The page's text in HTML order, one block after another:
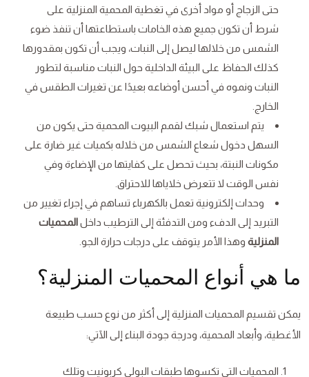
حتى الزجاج أو مواد أخرى في تغطية المحمية المنزلية على
شرط أن تكون جميع هذه الخامات باستطاعتها أن تنفذ ضوء
الشمس من خلالها ليصل إلى النبات، ويجب أن تكون بمقدورها
كذلك الحفاظ على البيئة الداخلية حول النبات مناسبة لتطور
النبات ونموه في أحسن أوضاعه بعيدًا عن تغيرات الطقس في
الخارج.
يتم استعمال شبك لقمم البيوت المحمية حتى يكون من
السهل دخول شعاع الشمس من خلاله بكميات غير ضارة على
مكونات النبتة، بحيث تحصل على كفايتها من الإضاءة وفي
نفس الوقت لا تتعرض خلاياها للاحتراق.
وحدات إلكترونية تعمل بالكهرباء تساهم في إجراء تغيير من
التبريد إلى الدفء ومن التدفئة إلى الترطيب داخلالمحميات
المنزلية وهذا الأمر يتوقف على درجات حرارة الجو.
ما هي أنواع المحميات المنزلية؟
يمكن تقسيم المحميات المنزلية إلى أكثر من نوع حسب طبيعة
الأغطية، وأبعاد المحمية، ودرجة جودة البناء إلى الآتي:
المحميات التي تكسوها طبقات البولي كربونيت وتلك